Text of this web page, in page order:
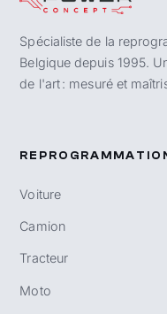
Spécialiste de la
Belgique depuis 1995.
de l'art : mesuré et
Voiture
Camion
Tracteur
Moto